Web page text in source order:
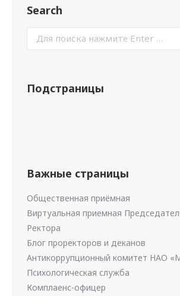
Search
Подстраницы
Важные страницы
Общественная приёмная
Виртуальная приемная
Ректора
Блог проректоров и деканов
Антикоррупционный комитет НАО
Психологическая служба
Комплаенс-офицер